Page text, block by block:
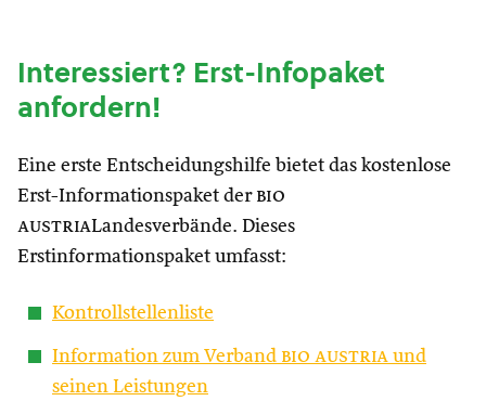
Interessiert? Erst-Infopaket
anfordern!
Eine erste Entscheidungshilfe bietet das kostenlose
Erst-Informationspaket der bio
austriaLandesverbände. Dieses
Erstinformationspaket umfasst:
Kontrollstellenliste
Information zum Verband bio austria und
seinen Leistungen